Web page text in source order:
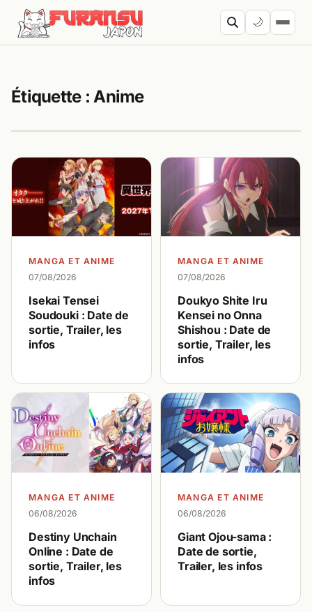
Aller au contenu
🌙
Étiquette :Anime
MANGA ET ANIME
07/08/2026
Isekai Tensei
Soudouki : Date de
sortie, Trailer, les
infos
MANGA ET ANIME
07/08/2026
Doukyo Shite Iru
Kensei no Onna
Shishou : Date de
sortie, Trailer, les
infos
MANGA ET ANIME
06/08/2026
Destiny Unchain
Online : Date de
sortie, Trailer, les
infos
MANGA ET ANIME
06/08/2026
Giant Ojou-sama :
Date de sortie,
Trailer, les infos